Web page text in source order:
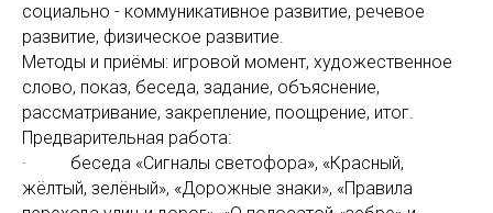
социально - коммуникативное развитие, речевое
развитие, физическое развитие.
Методы и приёмы: игровой момент, художественное
слово, показ, беседа, задание, объяснение,
рассматривание, закрепление, поощрение, итог.
Предварительная работа:
· беседа «Сигналы светофора», «Красный,
жёлтый, зелёный», «Дорожные знаки», «Правила